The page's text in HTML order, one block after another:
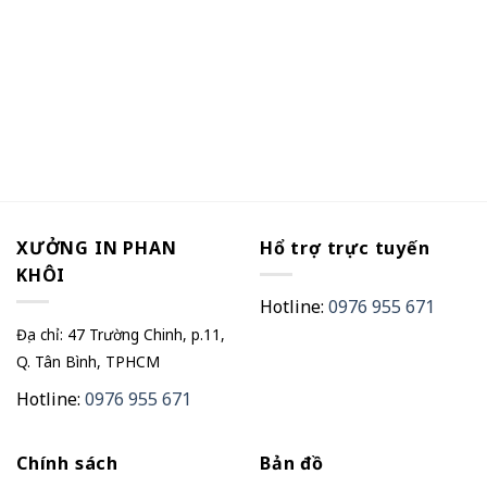
XƯỞNG IN PHAN
KHÔI
Địa chỉ: 47 Trường Chinh, p.11,
Q. Tân Bình, TPHCM
Hotline: 0976 955 671
Hổ trợ trực tuyến
Hotline: 0976 955 671
Chính sách Bản đồ